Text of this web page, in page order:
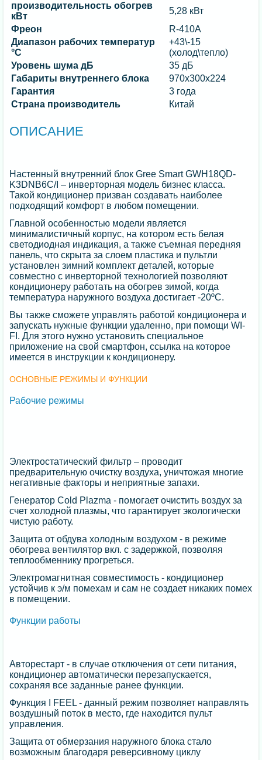
производительность обогрев
кВт
5,28 кВт
Фреон
R-410A
Диапазон рабочих температур
°C
+43\-15
(холод\тепло)
Уровень шума дБ
35 дБ
Габариты внутреннего блока
970x300x224
Гарантия
3 года
Страна производитель
Китай
ОПИСАНИЕ
Настенный внутренний блок Gree Smart GWH18QD-
K3DNB6C/I – инверторная модель бизнес класса.
Такой кондиционер призван создавать наиболее
подходящий комфорт в любом помещении.
Главной особенностью модели является
минималистичный корпус, на котором есть белая
светодиодная индикация, а также съемная передняя
панель, что скрыта за слоем пластика и пультли
установлен зимний комплект деталей, которые
совместно с инверторной технологией позволяют
кондиционеру работать на обогрев зимой, когда
температура наружного воздуха достигает -20ºС.
Вы также сможете управлять работой кондиционера и
запускать нужные функции удаленно, при помощи WI-
FI. Для этого нужно установить специальное
приложение на свой смартфон, ссылка на которое
имеется в инструкции к кондиционеру.
ОСНОВНЫЕ РЕЖИМЫ И ФУНКЦИИ
Рабочие режимы
Электростатический фильтр – проводит
предварительную очистку воздуха, уничтожая многие
негативные факторы и неприятные запахи.
Генератор Cold Plazma - помогает очистить воздух за
счет холодной плазмы, что гарантирует экологически
чистую работу.
Защита от обдува холодным воздухом - в режиме
обогрева вентилятор вкл. с задержкой, позволяя
теплообменнику прогреться.
Электромагнитная совместимость - кондиционер
устойчив к э/м помехам и сам не создает никаких помех
в помещении.
Функции работы
Авторестарт - в случае отключения от сети питания,
кондиционер автоматически перезапускается,
сохраняя все заданные ранее функции.
Функция I FEEL - данный режим позволяет направлять
воздушный поток в место, где находится пульт
управления.
Защита от обмерзания наружного блока стало
возможным благодаря реверсивному циклу